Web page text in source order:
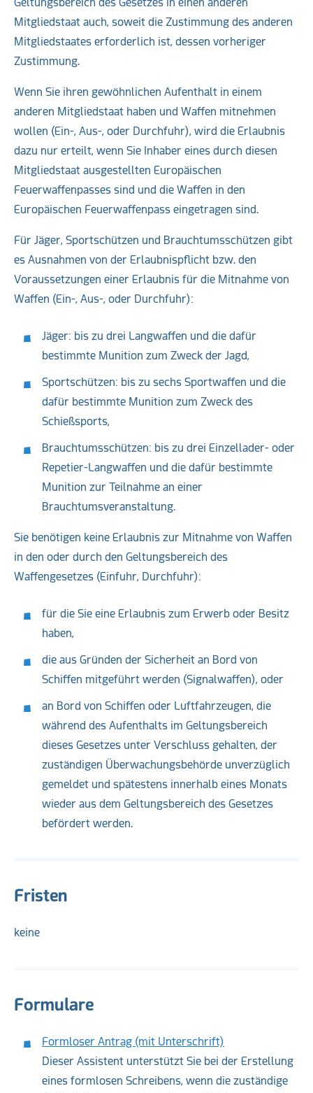
Mitgliedstaat auch, soweit die Zustimmung des anderen
Mitgliedstaates erforderlich ist, dessen vorheriger
Zustimmung.
Wenn Sie ihren gewöhnlichen Aufenthalt in einem
anderen Mitgliedstaat haben und Waffen mitnehmen
wollen (Ein-, Aus-, oder Durchfuhr), wird die Erlaubnis
dazu nur erteilt, wenn Sie Inhaber eines durch diesen
Mitgliedstaat ausgestellten Europäischen
Feuerwaffenpasses sind und die Waffen in den
Europäischen Feuerwaffenpass eingetragen sind.
Für Jäger, Sportschützen und Brauchtumsschützen gibt
es Ausnahmen von der Erlaubnispflicht bzw. den
Voraussetzungen einer Erlaubnis für die Mitnahme von
Waffen (Ein-, Aus-, oder Durchfuhr):
Jäger: bis zu drei Langwaffen und die dafür
bestimmte Munition zum Zweck der Jagd,
Sportschützen: bis zu sechs Sportwaffen und die
dafür bestimmte Munition zum Zweck des
Schießsports,
Brauchtumsschützen: bis zu drei Einzellader- oder
Repetier-Langwaffen und die dafür bestimmte
Munition zur Teilnahme an einer
Brauchtumsveranstaltung.
Sie benötigen keine Erlaubnis zur Mitnahme von Waffen
in den oder durch den Geltungsbereich des
Waffengesetzes (Einfuhr, Durchfuhr):
für die Sie eine Erlaubnis zum Erwerb oder Besitz
haben,
die aus Gründen der Sicherheit an Bord von
Schiffen mitgeführt werden (Signalwaffen), oder
an Bord von Schiffen oder Luftfahrzeugen, die
während des Aufenthalts im Geltungsbereich
dieses Gesetzes unter Verschluss gehalten, der
zuständigen Überwachungsbehörde unverzüglich
gemeldet und spätestens innerhalb eines Monats
wieder aus dem Geltungsbereich des Gesetzes
befördert werden.
Fristen
keine
Formulare
Formloser Antrag (mit Unterschrift)
Dieser Assistent unterstützt Sie bei der Erstellung
eines formlosen Schreibens, wenn die zuständige